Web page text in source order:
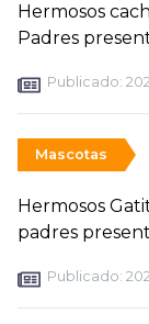
Hermosos
Padres
Publicado:
Mascotas
Hermosos
padres
Publicado: